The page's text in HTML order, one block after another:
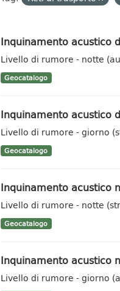
Inquinamento acustico
Livello di rumore - notte
Geocatalogo
Inquinamento acustico
Livello di rumore - giorno
Geocatalogo
Inquinamento acustico
Livello di rumore - notte
Geocatalogo
Inquinamento acustico
Livello di rumore - giorno